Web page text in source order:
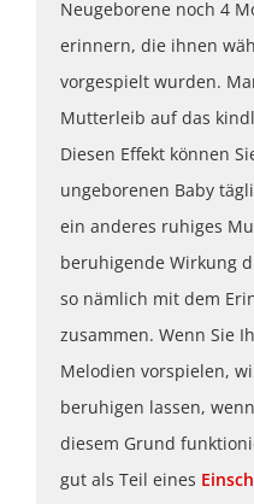
Neugeborene noch 4
erinnern, die ihnen
vorgespielt wurden.
Mutterleib auf das
Diesen Effekt können
ungeborenen Baby
ein anderes ruhiges
beruhigende Wirkung
so nämlich mit dem
zusammen. Wenn Sie
Melodien vorspielen,
beruhigen lassen,
diesem Grund
gut als Teil eines